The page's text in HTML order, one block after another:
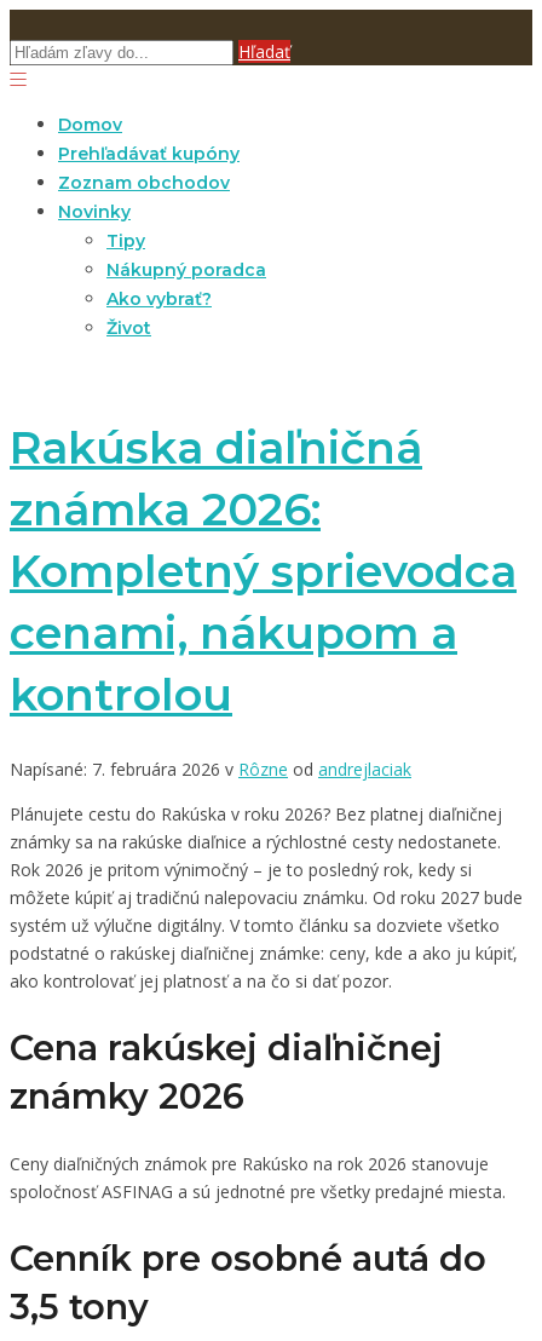
Hľadať
Domov
Prehľadávať kupóny
Zoznam obchodov
Novinky
Tipy
Nákupný poradca
Ako vybrať?
Život
Rakúska diaľničná
známka 2026:
Kompletný sprievodca
cenami, nákupom a
kontrolou
Napísané: 7. februára 2026 v Rôzne od andrejlaciak
Plánujete cestu do Rakúska v roku 2026? Bez platnej diaľničnej
známky sa na rakúske diaľnice a rýchlostné cesty nedostanete.
Rok 2026 je pritom výnimočný – je to posledný rok, kedy si
môžete kúpiť aj tradičnú nalepovaciu známku. Od roku 2027 bude
systém už výlučne digitálny. V tomto článku sa dozviete všetko
podstatné o rakúskej diaľničnej známke: ceny, kde a ako ju kúpiť,
ako kontrolovať jej platnosť a na čo si dať pozor.
Cena rakúskej diaľničnej
známky 2026
Ceny diaľničných známok pre Rakúsko na rok 2026 stanovuje
spoločnosť ASFINAG a sú jednotné pre všetky predajné miesta.
Cenník pre osobné autá do
3,5 tony